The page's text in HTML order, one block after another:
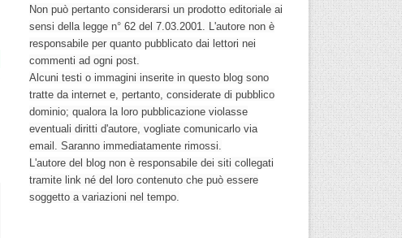
Non può pertanto considerarsi un prodotto editoriale ai
sensi della legge n° 62 del 7.03.2001. L'autore non è
responsabile per quanto pubblicato dai lettori nei
commenti ad ogni post.
Alcuni testi o immagini inserite in questo blog sono
tratte da internet e, pertanto, considerate di pubblico
dominio; qualora la loro pubblicazione violasse
eventuali diritti d'autore, vogliate comunicarlo via
email. Saranno immediatamente rimossi.
L'autore del blog non è responsabile dei siti collegati
tramite link né del loro contenuto che può essere
soggetto a variazioni nel tempo.